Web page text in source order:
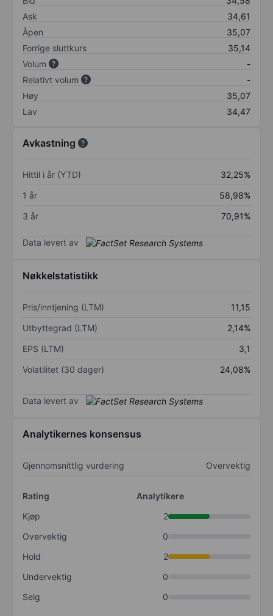
Ask
34,61
Åpen
35,07
Forrige sluttkurs
35,14
Volum
-
Relativt volum
-
Høy
35,07
Lav
34,47
Avkastning
Hittil i år (YTD)
32,25%
1 år
58,98%
3 år
70,91%
Data levert av
Nøkkelstatistikk
Pris/inntjening (LTM)
11,15
Utbyttegrad (LTM)
2,14%
EPS (LTM)
3,1
Volatilitet (30 dager)
24,08%
Data levert av
Analytikernes konsensus
Gjennomsnittlig vurdering Overvektig
Rating
Analytikere
Kjøp
2
Overvektig
0
Hold
2
Undervektig
0
Selg
0